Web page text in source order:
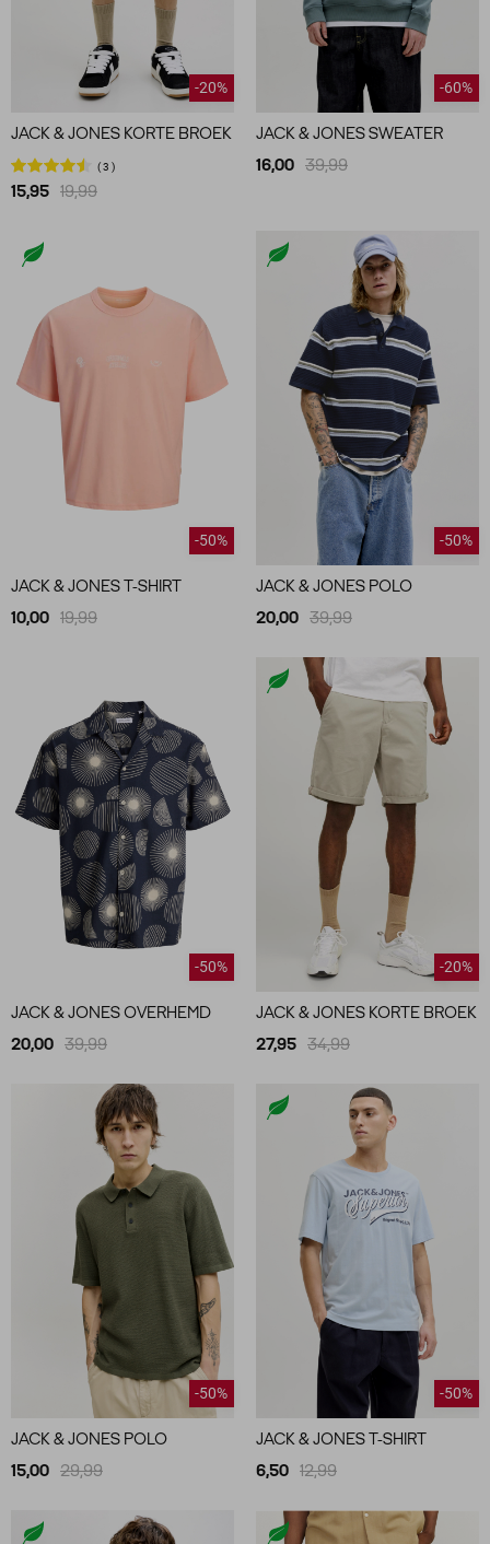
-20%
JACK & JONES KORTE BROEK
3
15,95 19,99
-60%
JACK & JONES SWEATER
16,00 39,99
-50%
JACK & JONES T-SHIRT
10,00 19,99
-50%
JACK & JONES POLO
20,00 39,99
-50%
JACK & JONES OVERHEMD
20,00 39,99
-20%
JACK & JONES KORTE BROEK
27,95 34,99
-50%
JACK & JONES POLO
15,00 29,99
-50%
JACK & JONES T-SHIRT
6,50 12,99